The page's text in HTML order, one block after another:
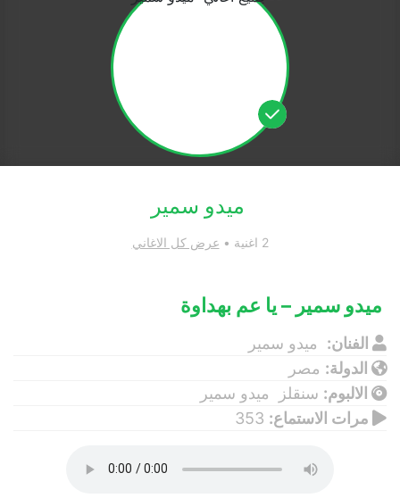
ميدو سمير
2 اغنية • عرض كل الاغاني
ميدو سمير – يا عم بهداوة
الفنان:
ميدو سمير
الدولة: مصر
الالبوم: سنقلز ميدو سمير
مرات الاستماع: